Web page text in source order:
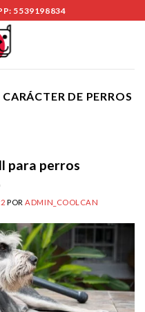
5539198834
CARÁCTER DE PERROS
para perros
POR ADMIN_COOLCAN